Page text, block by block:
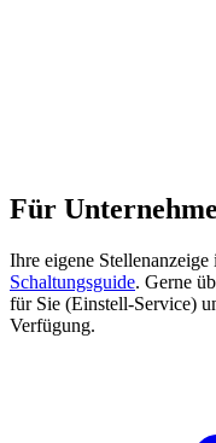
Für
Ihre eigene Stellenanzeige
Schaltungsguide. Gerne
für Sie (Einstell-Service)
Verfügung.